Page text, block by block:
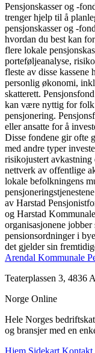
Pensjonskasser og -
trenger hjelp til å
pensjonskasser og -
hvordan du best kan
flere lokale
porteføljeanalyse,
fleste av disse kassene
personlig økonomi,
skatterett.
kan være nyttig for folk
pensjonering.
eller ansatte for å
Disse fondene gir ofte
med andre typer
risikojustert avkastning
nettverk av offentlige
lokale befolkningens
av Harstad
og Harstad
organisasjonene
pensionsordninger i
det gjelder sin
Arendal Kommunale
Teaterplassen 3, 4836
Norge Online
Hele Norges
og bransjer med en
Hjem Sidekart Kontakt